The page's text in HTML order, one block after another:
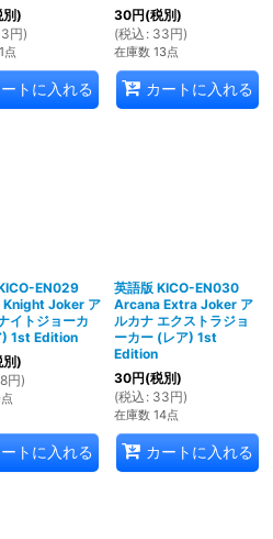
別)
円)
点
トに入れる
30円(税別)
(税込 : 33円)
在庫数 13点
カートに入れる
EN029
Joker ア
イトジョーカ
) 1st Edition
別)
円)
トに入れる
英語版 KICO-EN030
Arcana Extra Joker ア
ルカナ エクストラジョ
ーカー (レア) 1st
Edition
30円(税別)
(税込 : 33円)
在庫数 14点
カートに入れる